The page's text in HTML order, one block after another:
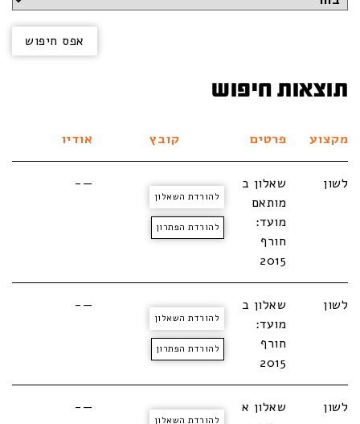
תוצאות חיפוש
מקצוע פרטים קובץ אודיו
לשון
שאלון ב
מותאם
מועד:
חורף
2015
להורדת השאלון
להורדת הפתרון
—-
לשון
שאלון ב
מועד:
חורף
2015
להורדת השאלון
להורדת הפתרון
—-
לשון
שאלון א
להורדת השאלון
—-